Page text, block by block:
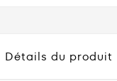
Détails du produit